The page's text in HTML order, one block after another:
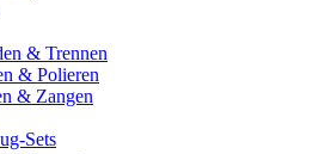
& Trennen
& Polieren
& Zangen
Sets